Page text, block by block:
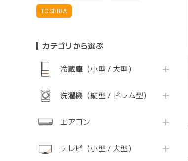
TOSHIBA
カテゴリから選ぶ
冷蔵庫（小型 / 大型）
洗濯機（縦型 / ドラム型）
エアコン
テレビ（小型 / 大型）